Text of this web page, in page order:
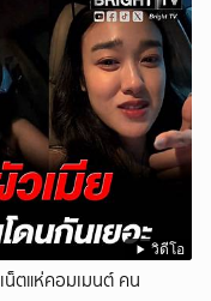
วิดีโอ
น็ตแห่คอมเมนต์ คน